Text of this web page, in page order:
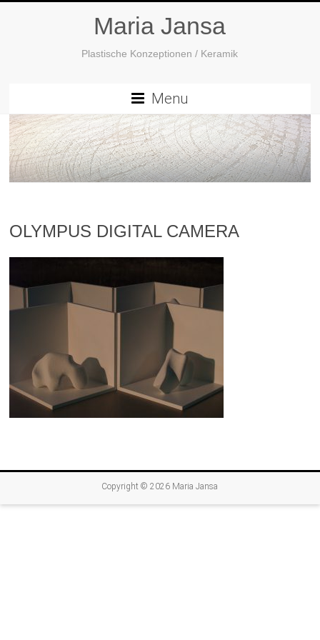
Maria Jansa
Plastische Konzeptionen / Keramik
Menu
OLYMPUS DIGITAL CAMERA
Copyright © 2026 Maria Jansa